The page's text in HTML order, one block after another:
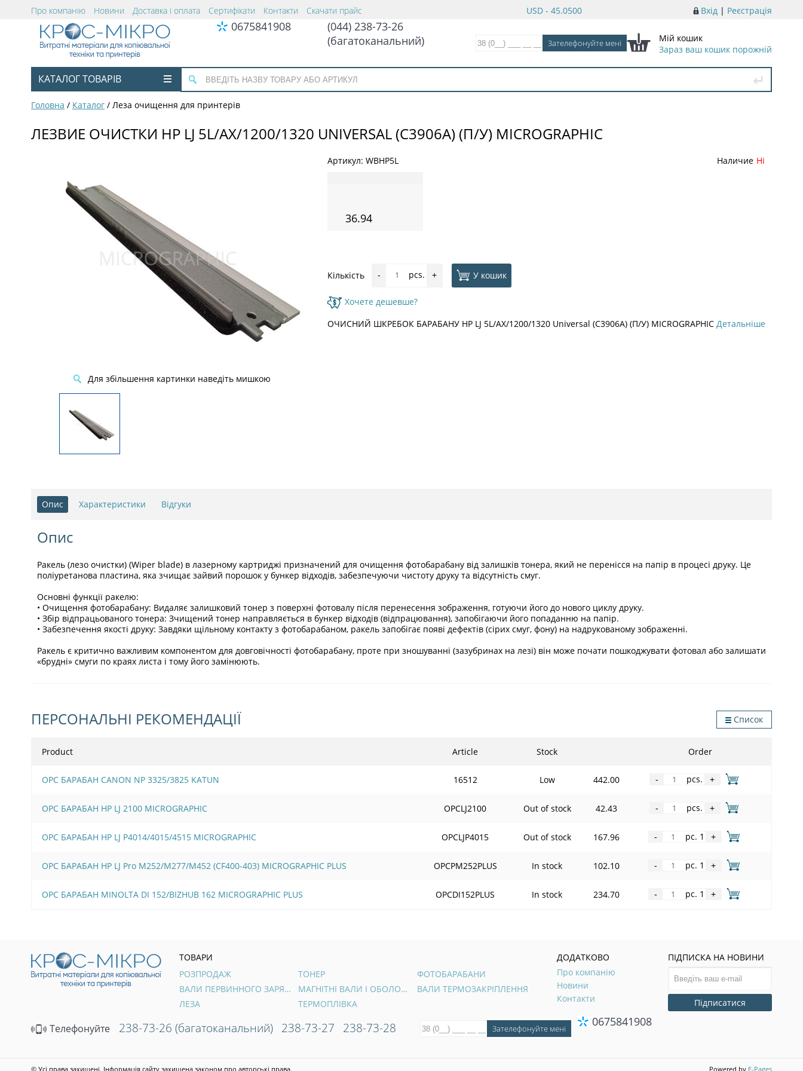
Вхід | Реєстрація
USD - 45.0500
Про компанію Новини Доставка і оплата Сертифікати Контакти Скачати прайс
0675841908
(044) 238-73-26
(багатоканальний)
Мій кошик
Зараз ваш кошик порожній
КАТАЛОГ ТОВАРІВ
Головна / Каталог / Леза очищення для принтерів
ЛЕЗВИЕ ОЧИСТКИ HP LJ 5L/AX/1200/1320 UNIVERSAL (C3906A) (П/У) MICROGRAPHIC
Для збільшення картинки наведіть мишкою
Артикул: WBHP5L Наличие Ні
36.94
Кількість - pcs. + У кошик
Хочете дешевше?
ОЧИСНИЙ ШКРЕБОК БАРАБАНУ HP LJ 5L/AX/1200/1320 Universal (C3906A) (П/У) MICROGRAPHIC Детальніше
Опис Характеристики Відгуки
Опис
Ракель (лезо очистки) (Wiper blade) в лазерному картриджі призначений для очищення фотобарабану від залишків тонера, який не перенісся на папір в процесі друку. Це
поліуретанова пластина, яка зчищає зайвий порошок у бункер відходів, забезпечуючи чистоту друку та відсутність смуг.
Основні функції ракелю:
• Очищення фотобарабану: Видаляє залишковий тонер з поверхні фотовалу після перенесення зображення, готуючи його до нового циклу друку.
• Збір відпрацьованого тонера: Зчищений тонер направляється в бункер відходів (відпрацювання), запобігаючи його попаданню на папір.
• Забезпечення якості друку: Завдяки щільному контакту з фотобарабаном, ракель запобігає появі дефектів (сірих смуг, фону) на надрукованому зображенні.
Ракель є критично важливим компонентом для довговічності фотобарабану, проте при зношуванні (зазубринах на лезі) він може почати пошкоджувати фотовал або залишати
«брудні» смуги по краях листа і тому його замінюють.
ПЕРСОНАЛЬНІ РЕКОМЕНДАЦІЇ Список
Product Article Stock Order
OPC БАРАБАН CANON NP 3325/3825 KATUN 16512 Low 442.00 - pcs. +
OPC БАРАБАН HP LJ 2100 MICROGRAPHIC OPCLJ2100 Out of stock 42.43 - pcs. +
OPC БАРАБАН HP LJ P4014/4015/4515 MICROGRAPHIC OPCLJP4015 Out of stock 167.96 - pc. 1 +
OPC БАРАБАН HP LJ Pro M252/M277/M452 (CF400-403) MICROGRAPHIC PLUS OPCPM252PLUS In stock 102.10 - pc. 1 +
OPC БАРАБАН MINOLTA DI 152/BIZHUB 162 MICROGRAPHIC PLUS OPCDI152PLUS In stock 234.70 - pc. 1 +
ТОВАРИ
РОЗПРОДАЖ
ТОНЕР
ФОТОБАРАБАНИ
ВАЛИ ПЕРВИННОГО ЗАРЯДУ
МАГНІТНІ ВАЛИ І ОБОЛОНКИ
ВАЛИ ТЕРМОЗАКРІПЛЕННЯ
ЛЕЗА
ТЕРМОПЛІВКА
ДОДАТКОВО
Про компанію
Новини
Контакти
ПІДПИСКА НА НОВИНИ
Підписатися
Телефонуйте 238-73-26 (багатоканальний) 238-73-27 238-73-28 0675841908
© Усі права захищені. Інформація сайту захищена законом про авторські права. Powered by E-Pages